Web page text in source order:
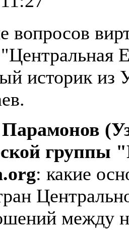
вопросов
историк из
группы
.org: какие
между